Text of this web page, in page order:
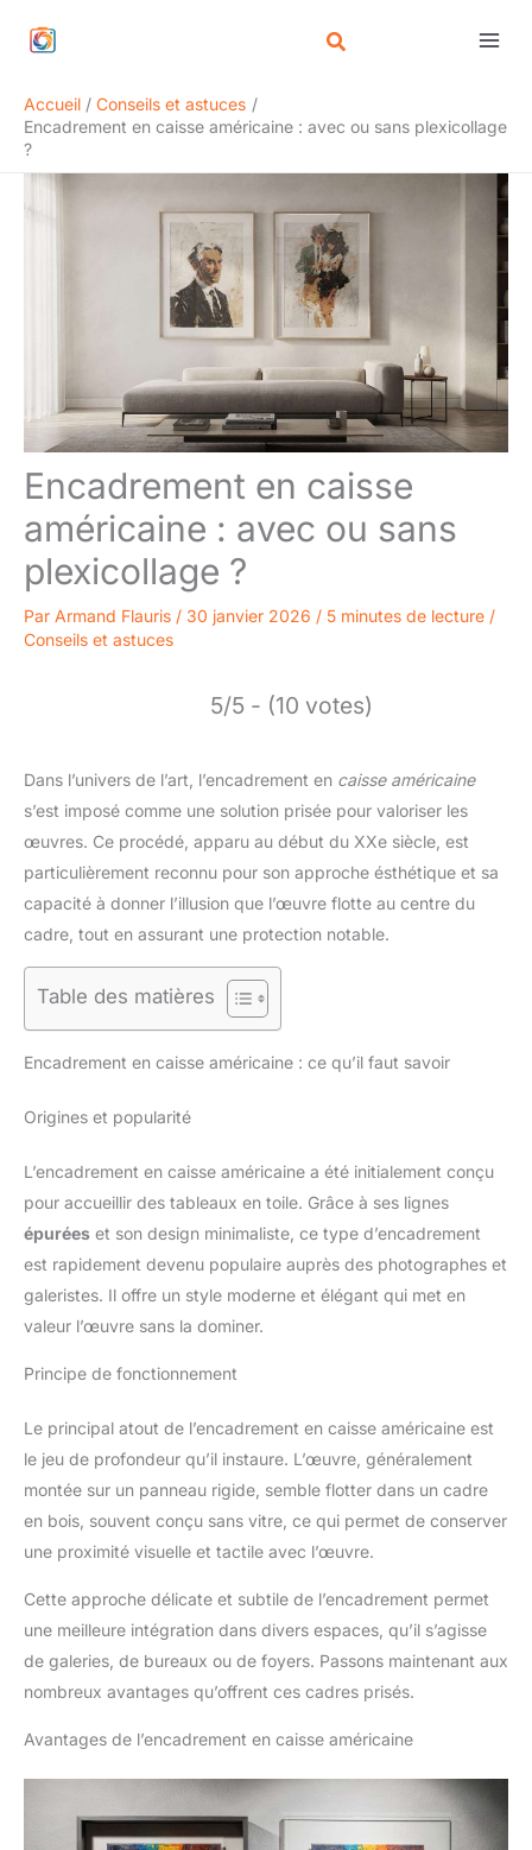
Accueil
Conseils et astuces
Encadrement en caisse américaine : avec ou sans plexicollage
?
Encadrement en caisse
américaine : avec ou sans
plexicollage ?
Par Armand Flauris / 30 janvier 2026 / 5 minutes de lecture /
Conseils et astuces
5/5 - (10 votes)
Dans l’univers de l’art, l’encadrement en caisse américaine
s’est imposé comme une solution prisée pour valoriser les
œuvres. Ce procédé, apparu au début du XXe siècle, est
particulièrement reconnu pour son approche ésthétique et sa
capacité à donner l’illusion que l’œuvre flotte au centre du
cadre, tout en assurant une protection notable.
Table des matières
Encadrement en caisse américaine : ce qu’il faut savoir
Origines et popularité
L’encadrement en caisse américaine a été initialement conçu
pour accueillir des tableaux en toile. Grâce à ses lignes
épurées et son design minimaliste, ce type d’encadrement
est rapidement devenu populaire auprès des photographes et
galeristes. Il offre un style moderne et élégant qui met en
valeur l’œuvre sans la dominer.
Principe de fonctionnement
Le principal atout de l’encadrement en caisse américaine est
le jeu de profondeur qu’il instaure. L’œuvre, généralement
montée sur un panneau rigide, semble flotter dans un cadre
en bois, souvent conçu sans vitre, ce qui permet de conserver
une proximité visuelle et tactile avec l’œuvre.
Cette approche délicate et subtile de l’encadrement permet
une meilleure intégration dans divers espaces, qu’il s’agisse
de galeries, de bureaux ou de foyers. Passons maintenant aux
nombreux avantages qu’offrent ces cadres prisés.
Avantages de l’encadrement en caisse américaine